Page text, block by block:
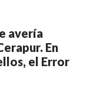
avería
En
el Error